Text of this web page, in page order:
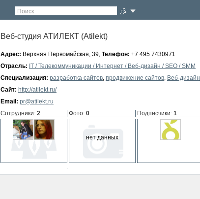
Поиск
Веб-студия АТИЛЕКТ (Atilekt)
Адрес: Верхняя Первомайская, 39, Телефон: +7 495 7430971
Отрасль: IT / Телекоммуникации / Интернет / Веб-дизайн / SEO / SMM
Специализация: разработка сайтов, продвижение сайтов, Веб-дизайн
Сайт: http://atilekt.ru/
Email: pr@atilekt.ru
Сотрудники: 2 Фото: 0
нет данных
Подписчики: 1